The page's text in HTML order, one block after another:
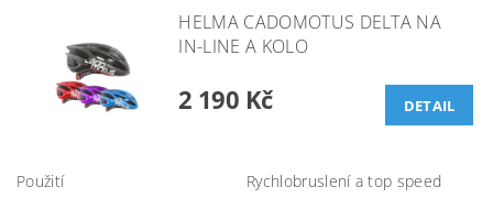
HELMA CADOMOTUS DELTA NA
IN-LINE A KOLO
2 190 Kč DETAIL
Použití Rychlobruslení a top speed